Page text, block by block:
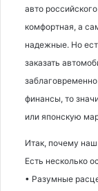
авто
комфортная, а
надежные. Но
заказать
финансы, то
или японскую
Итак, почему
Есть несколько
• Разумные